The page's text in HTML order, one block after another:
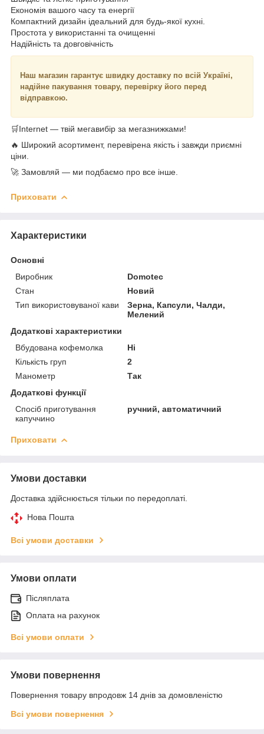
Економія вашого часу та енергії
Компактний дизайн ідеальний для будь-якої кухні.
Простота у використанні та очищенні
Надійність та довговічність
Наш магазин гарантує швидку доставку по всій Україні,
надійне пакування товару, перевірку його перед
відправкою.
🛒Internet — твій мегавибір за мегазнижками!
🔥 Широкий асортимент, перевірена якість і завжди приємні
ціни.
🚀 Замовляй — ми подбаємо про все інше.
Приховати
Характеристики
Основні
Виробник
Domotec
Стан
Новий
Тип використовуваної кави
Зерна, Капсули, Чалди,
Мелений
Додаткові характеристики
Вбудована кофемолка
Ні
Кількість груп
2
Манометр
Так
Додаткові функції
Спосіб приготування
капуччино
ручний, автоматичний
Приховати
Умови доставки
Доставка здійснюється тільки по передоплаті.
Нова Пошта
Всі умови доставки
Умови оплати
Післяплата
Оплата на рахунок
Всі умови оплати
Умови повернення
Повернення товару впродовж 14 днів за домовленістю
Всі умови повернення